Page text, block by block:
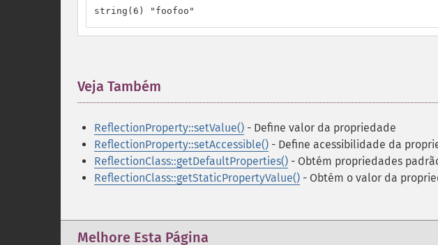
string(6) "foofoo"
Veja Também
ReflectionProperty::setValue() - Define valor da propriedade
ReflectionProperty::setAccessible() - Define acessibilidade da
ReflectionClass::getDefaultProperties() - Obtém propriedades
ReflectionClass::getStaticPropertyValue() - Obtém o valor da
Melhore Esta Página